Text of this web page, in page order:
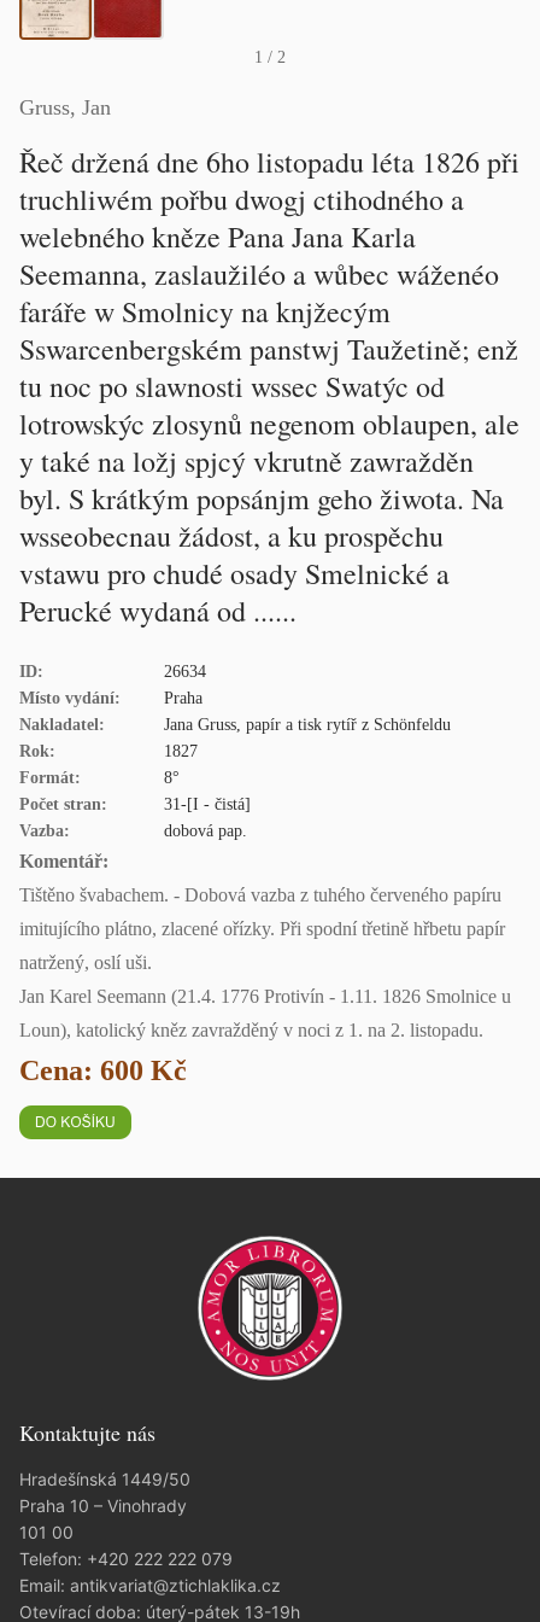
1 / 2
Gruss, Jan
Řeč držená dne 6ho listopadu léta 1826 při
truchliwém pořbu dwogj ctihodného a
welebného kněze Pana Jana Karla
Seemanna, zaslaužiléo a wůbec wáženéo
faráře w Smolnicy na knjžecým
Sswarcenbergském panstwj Taužetině; enž
tu noc po slawnosti wssec Swatýc od
lotrowskýc zlosynů negenom oblaupen, ale
y také na ložj spjcý vkrutně zawražděn
byl. S krátkým popsánjm geho žiwota. Na
wsseobecnau žádost, a ku prospěchu
vstawu pro chudé osady Smelnické a
Perucké wydaná od ......
ID:
26634
Místo vydání:
Praha
Nakladatel:
Jana Gruss, papír a tisk rytíř z Schönfeldu
Rok:
1827
Formát:
8°
Počet stran:
31-[I - čistá]
Vazba:
dobová pap.
Komentář:
Tištěno švabachem. - Dobová vazba z tuhého červeného papíru
imitujícího plátno, zlacené ořízky. Při spodní třetině hřbetu papír
natržený, oslí uši.
Jan Karel Seemann (21.4. 1776 Protivín - 1.11. 1826 Smolnice u
Loun), katolický kněz zavražděný v noci z 1. na 2. listopadu.
Cena: 600 Kč
Kontaktujte nás
Hradešínská 1449/50
Praha 10 – Vinohrady
101 00
Telefon: +420 222 222 079
Email: antikvariat@ztichlaklika.cz
Otevírací doba: úterý-pátek 13-19h